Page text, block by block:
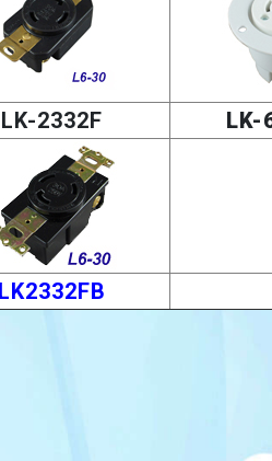
LK-2332F LK-
LK2332FB